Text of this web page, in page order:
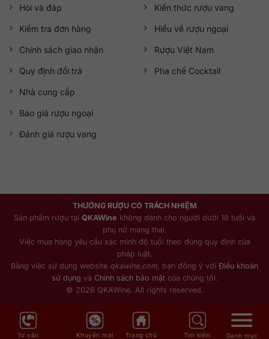
Hỏi và đáp
Kiểm tra đơn hàng
Chính sách giao nhận
Quy định đổi trả
Nhà cung cấp
Báo giá rượu ngoại
Đánh giá rượu vang
Kiến thức rượu vang
Hiểu về rượu ngoại
Rượu Việt Nam
Pha chế Cocktail
THƯỞNG RƯỢU CÓ TRÁCH NHIỆM
Sản phẩm rượu tại QKAWine không dành cho người dưới 18 tuổi và
phụ nữ mang thai.
Việc mua hàng yêu cầu xác minh độ tuổi theo đúng quy định của
pháp luật.
Bằng việc sử dụng website qkawine.com , bạn đồng ý với Điều khoản
sử dụng và Chính sách bảo mậtcủa chúng tôi.
© 2026 QKAWine. All rights reserved.
Tư vấn Khuyến mãi Trang chủ Tìm kiếm Danh mục